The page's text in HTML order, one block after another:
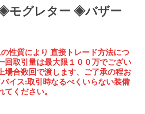
モグレター ◈バザー
性質により 直接トレード方法につ
取引量は最大限１００万でござい
場合数回で渡します、ご了承の程お
イス:取引時なるべくいらない装備
てください。